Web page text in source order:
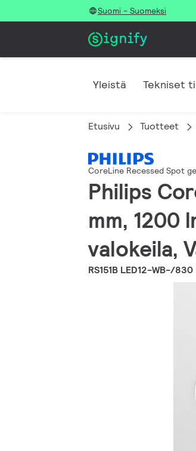
Suomi - Suomeksi
Yleistä Tekniset
Etusivu Tuotteet
CoreLine Recessed Spot
Philips
mm, 1200
valokeila,
RS151B LED12-WB-/830